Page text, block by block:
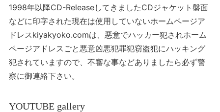
1998年以降CD-ReleaseしてきましたCDジャケット盤面
などに印字された現在は使用していないホームページア
ドレスkiyakyoko.comは、悪意でハッカー犯されホーム
ページアドレスごと悪意凶悪犯罪犯窃盗犯にハッキング
犯されていますので、不審な事などありましたら必ず警
察に御連絡下さい。
YOUTUBE gallery